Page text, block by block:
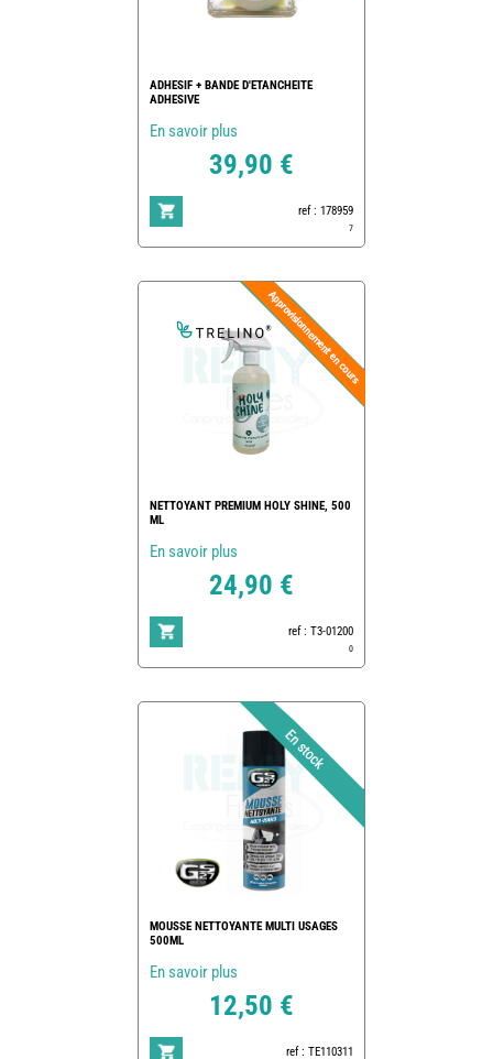
ADHESIF + BANDE D'ETANCHEITE
ADHESIVE
En savoir plus
39,90 €
ref : 178959
7
NETTOYANT PREMIUM HOLY SHINE, 500
ML
En savoir plus
24,90 €
ref : T3-01200
0
MOUSSE NETTOYANTE MULTI USAGES
500ML
En savoir plus
12,50 €
ref : TE110311